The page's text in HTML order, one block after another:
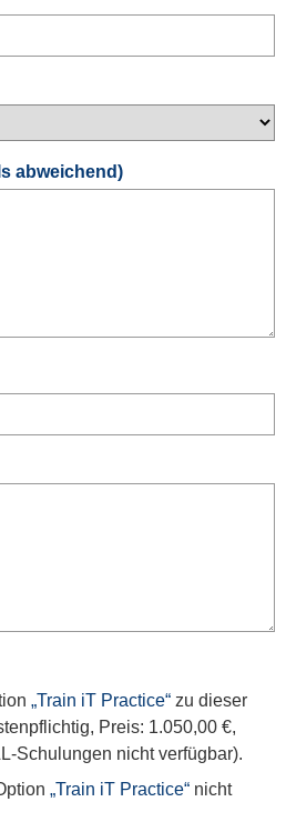
abweichend)
„Train iT Practice“ zu dieser
Preis: 1.050,00 €,
Schulungen nicht verfügbar).
„Train iT Practice“ nicht